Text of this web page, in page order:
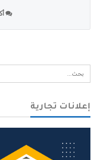
إعلانات تجارية